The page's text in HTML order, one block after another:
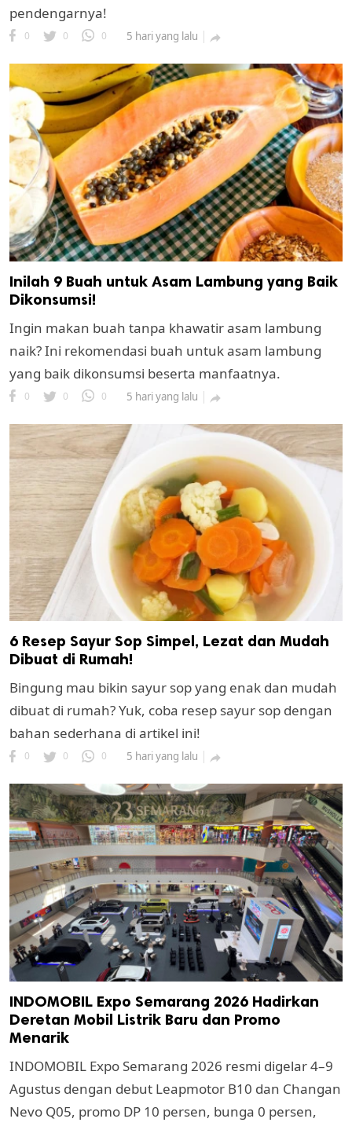
pendengarnya!
0 0 0 5 hari yang lalu 
Inilah 9 Buah untuk Asam Lambung yang Baik
Dikonsumsi!
Ingin makan buah tanpa khawatir asam lambung
naik? Ini rekomendasi buah untuk asam lambung
yang baik dikonsumsi beserta manfaatnya.
0 0 0 5 hari yang lalu 
6 Resep Sayur Sop Simpel, Lezat dan Mudah
Dibuat di Rumah!
Bingung mau bikin sayur sop yang enak dan mudah
dibuat di rumah? Yuk, coba resep sayur sop dengan
bahan sederhana di artikel ini!
0 0 0 5 hari yang lalu 
INDOMOBIL Expo Semarang 2026 Hadirkan
Deretan Mobil Listrik Baru dan Promo
Menarik
INDOMOBIL Expo Semarang 2026 resmi digelar 4–9
Agustus dengan debut Leapmotor B10 dan Changan
Nevo Q05, promo DP 10 persen, bunga 0 persen,